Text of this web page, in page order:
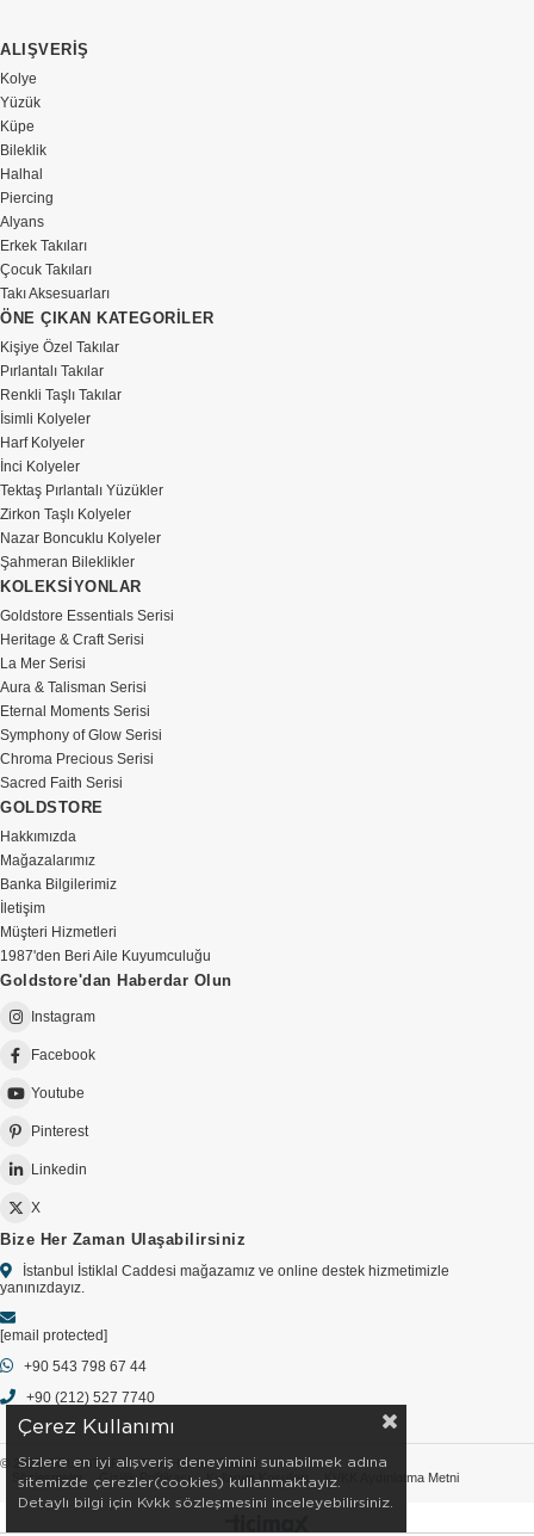
ALIŞVERİŞ
Kolye
Yüzük
Küpe
Bileklik
Halhal
Piercing
Alyans
Erkek Takıları
Çocuk Takıları
Takı Aksesuarları
ÖNE ÇIKAN KATEGORİLER
Kişiye Özel Takılar
Pırlantalı Takılar
Renkli Taşlı Takılar
İsimli Kolyeler
Harf Kolyeler
İnci Kolyeler
Tektaş Pırlantalı Yüzükler
Zirkon Taşlı Kolyeler
Nazar Boncuklu Kolyeler
Şahmeran Bileklikler
KOLEKSİYONLAR
Goldstore Essentials Serisi
Heritage & Craft Serisi
La Mer Serisi
Aura & Talisman Serisi
Eternal Moments Serisi
Symphony of Glow Serisi
Chroma Precious Serisi
Sacred Faith Serisi
GOLDSTORE
Hakkımızda
Mağazalarımız
Banka Bilgilerimiz
İletişim
Müşteri Hizmetleri
1987'den Beri Aile Kuyumculuğu
Goldstore'dan Haberdar Olun
Instagram
Facebook
Youtube
Pinterest
Linkedin
X
Bize Her Zaman Ulaşabilirsiniz
İstanbul İstiklal Caddesi mağazamız ve online destek hizmetimizle
yanınızdayız.
[email protected]
+90 543 798 67 44
+90 (212) 527 7740
© 2026 GOLDSTORE - Tüm Hakları Saklıdır.
Sözleşmeler
Gizlilik Politikası Kullanım Koşulları KVKK Aydınlatma Metni
Çerez Kullanımı
Sizlere en iyi alışveriş deneyimini sunabilmek adına
sitemizde çerezler(cookies) kullanmaktayız.
Detaylı bilgi için Kvkk sözleşmesini inceleyebilirsiniz.